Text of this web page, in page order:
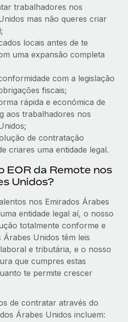
trabalhadores nos
mas não queres criar
locais antes de te
uma expansão completa
com a legislação
fiscais;
rápida e económica de
aos trabalhadores nos
de contratação
criares uma entidade legal.
EOR da Remote nos
Unidos?
nos Emirados Árabes
entidade legal aí, o nosso
totalmente conforme e
Árabes Unidos têm leis
e tributária, e o nosso
que cumpres estas
te permite crescer
de contratar através do
Árabes Unidos incluem: